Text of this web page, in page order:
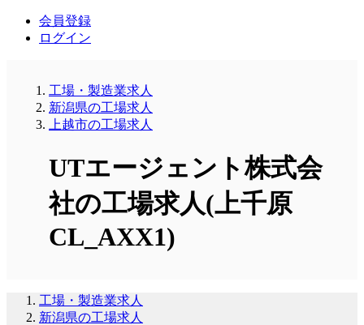
会員登録
ログイン
工場・製造業求人
新潟県の工場求人
上越市の工場求人
UTエージェント株式会
社の工場求人(上千原
CL_AXX1)
工場・製造業求人
新潟県の工場求人